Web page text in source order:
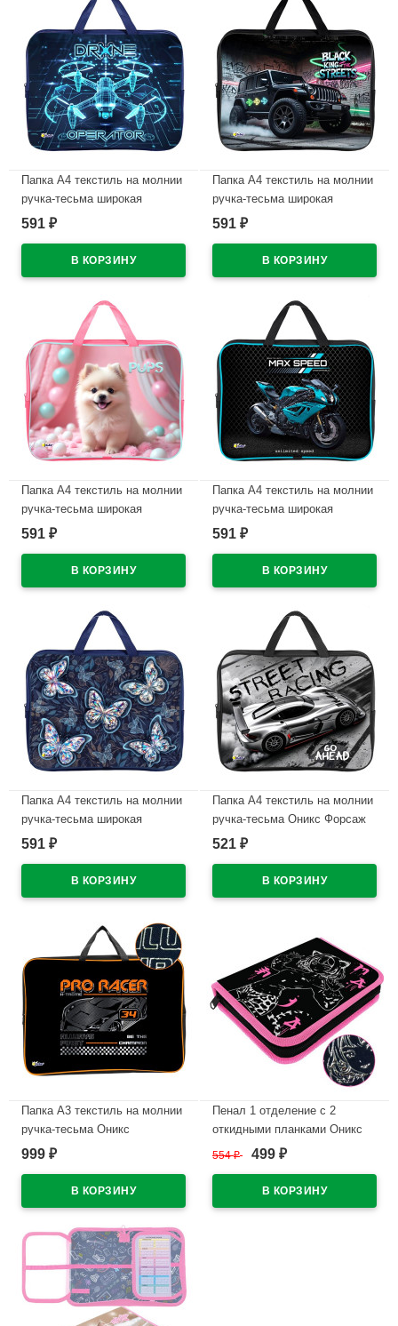
Папка А4 текстиль на молнии
ручка-тесьма широкая
боковинка Оникс Дрон
591 ₽
Папка А4 текстиль на молнии
ручка-тесьма широкая
боковинка Оникс Чёрный
591 ₽
Папка А4 текстиль на молнии
ручка-тесьма широкая
боковинка Оникс Забавный
591 ₽
Папка А4 текстиль на молнии
ручка-тесьма широкая
боковинка Оникс Мотобайк
591 ₽
Папка А4 текстиль на молнии
ручка-тесьма широкая
боковинка Оникс Полёт
591 ₽
Папка А4 текстиль на молнии
ручка-тесьма Оникс Форсаж
арт.ПМД2-20
521 ₽
Папка А3 текстиль на молнии
ручка-тесьма Оникс
Профессиональный гонщик
арт.ПМД 3-22-4
999 ₽
Пенал 1 отделение с 2
откидными планками Оникс
ПКТ 09-22-19 Аниме МАКСИ
554₽ 499 ₽